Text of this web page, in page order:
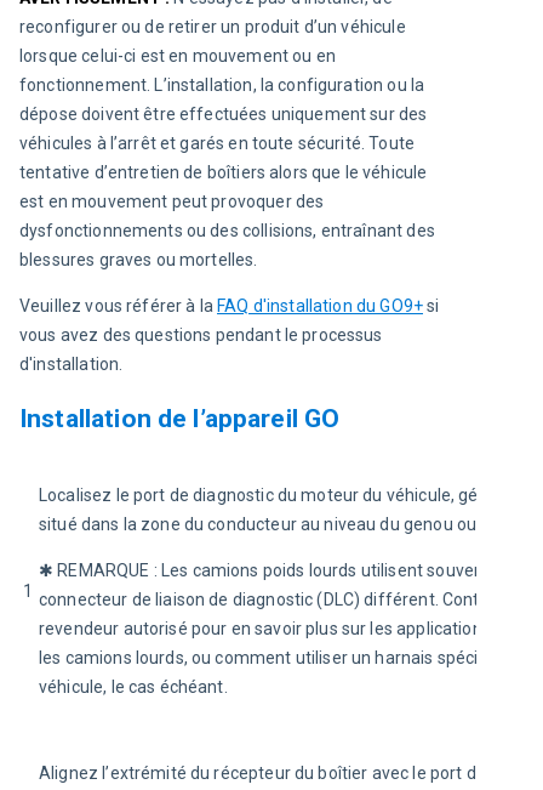
reconfigurer ou de retirer un produit d’un véhicule
lorsque celui-ci est en mouvement ou en
fonctionnement. L’installation, la configuration ou la
dépose doivent être effectuées uniquement sur des
véhicules à l’arrêt et garés en toute sécurité. Toute
tentative d’entretien de boîtiers alors que le véhicule
est en mouvement peut provoquer des
dysfonctionnements ou des collisions, entraînant des
blessures graves ou mortelles.
Veuillez vous référer à la FAQ d'installation du GO9+ si
vous avez des questions pendant le processus
d'installation.
Installation de l’appareil GO
1
Localisez le port de diagnostic du moteur du véhicule,
situé dans la zone du conducteur au niveau du genou ou en
✱ REMARQUE : Les camions poids lourds utilisent souvent un
connecteur de liaison de diagnostic (DLC) différent. Contactez
revendeur autorisé pour en savoir plus sur les applications DLC
les camions lourds, ou comment utiliser un harnais spécifique
véhicule, le cas échéant.
Alignez l’extrémité du récepteur du boîtier avec le port de